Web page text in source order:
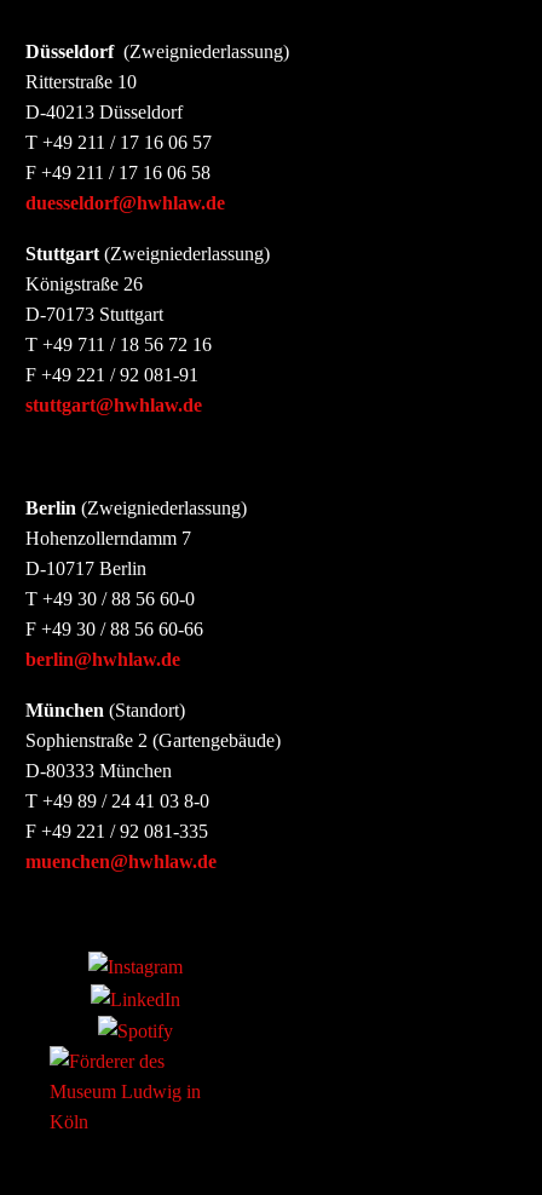
Düsseldorf (Zweigniederlassung)
Ritterstraße 10
D-40213 Düsseldorf
T +49 211 / 17 16 06 57
F +49 211 / 17 16 06 58
duesseldorf@hwhlaw.de
Stuttgart (Zweigniederlassung)
Königstraße 26
D-70173 Stuttgart
T +49 711 / 18 56 72 16
F +49 221 / 92 081-91
stuttgart@hwhlaw.de
Berlin (Zweigniederlassung)
Hohenzollerndamm 7
D-10717 Berlin
T +49 30 / 88 56 60-0
F +49 30 / 88 56 60-66
berlin@hwhlaw.de
München (Standort)
Sophienstraße 2 (Gartengebäude)
D-80333 München
T +49 89 / 24 41 03 8-0
F +49 221 / 92 081-335
muenchen@hwhlaw.de